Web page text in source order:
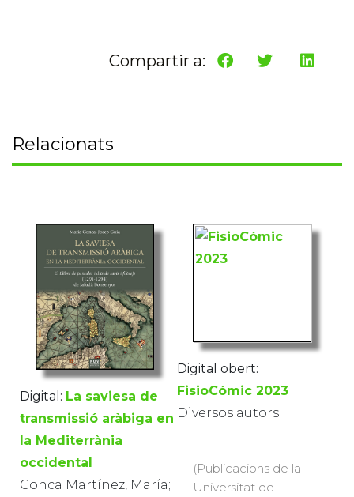
Compartir a:
Relacionats
Digital: La saviesa de
transmissió aràbiga en
la Mediterrània
occidental
Conca Martínez, María;
Digital obert:
FisioCómic 2023
Diversos autors
(Publicacions de la
Universitat de